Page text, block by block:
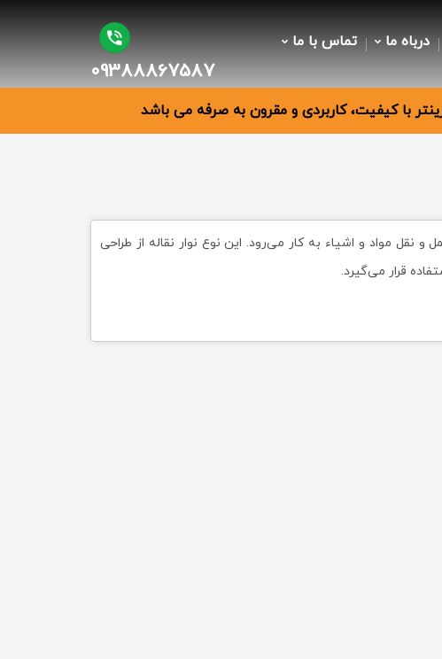
درباه ما تماس با ما
09388867587
با کیفیت، کاربردی و مقرون به صرفه می باشد
نقل مواد و اشیاء به کار می‌رود. این نوع نوار نقاله از طراحی
قرار می‌گیرد.